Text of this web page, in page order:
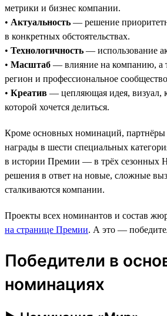
метрики и бизнес компании.
• Актуальность — решение
в конкретных обстоятельствах.
• Технологичность — использование
• Масштаб — влияние на компанию, а
регион и профессиональное
• Креатив — цепляющая идея, визуал,
которой хочется делиться.
Кроме основных номинаций,
награды в шести специальных
в истории Премии — в трёх сезонных
решения в ответ на новые, сложные
сталкиваются компании.
Проекты всех номинантов и состав
на странице Премии. А это —
Победители в
номинациях